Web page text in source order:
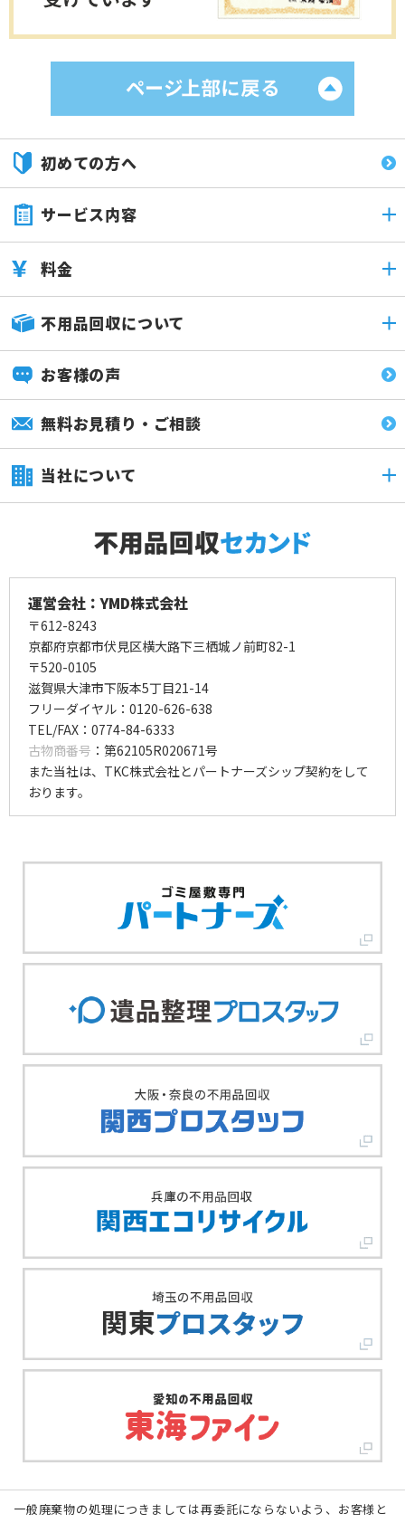
初めての方へ
サービス内容
料金
不用品回収について
お客様の声
無料お見積り・ご相談
当社について
運営会社：YMD株式会社
〒612-8243
京都府京都市伏見区横大路下三栖城ノ前町82-1
〒520-0105
滋賀県大津市下阪本5丁目21-14
フリーダイヤル：0120-626-638
TEL/FAX：0774-84-6333
古物商番号 ：第62105R020671号
また当社は、TKC株式会社とパートナーズシップ契約をして
おります。
一般廃棄物の処理につきましては再委託にならないよう、お客様と